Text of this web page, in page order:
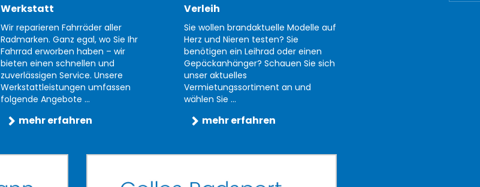
Werkstatt
Wir reparieren Fahrräder aller
Radmarken. Ganz egal, wo Sie Ihr
Fahrrad erworben haben – wir
bieten einen schnellen und
zuverlässigen Service. Unsere
Werkstattleistungen umfassen
folgende Angebote ...
mehr erfahren
Verleih
Sie wollen brandaktuelle Modelle auf
Herz und Nieren testen? Sie
benötigen ein Leihrad oder einen
Gepäckanhänger? Schauen Sie sich
unser aktuelles
Vermietungssortiment an und
wählen Sie ...
mehr erfahren